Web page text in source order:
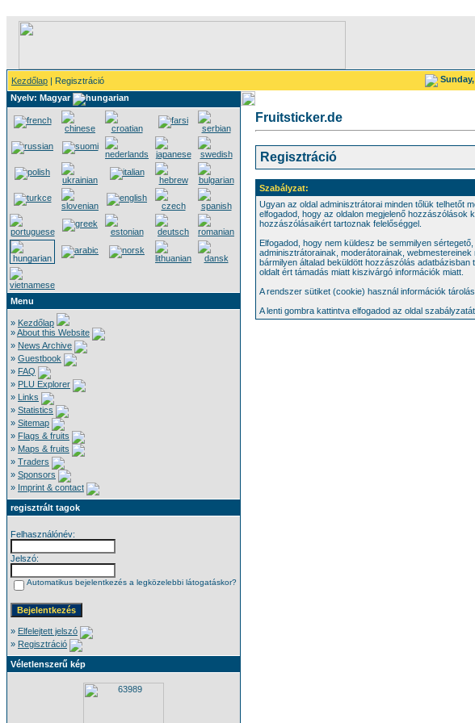
Kezdőlap | Regisztráció Sunday,
Nyelv: Magyar
Menu
» Kezdőlap
»About this Website
» News Archive
» Guestbook
» FAQ
» PLU Explorer
» Links
» Statistics
» Sitemap
» Flags & fruits
» Maps & fruits
» Traders
» Sponsors
» Imprint & contact
regisztrált tagok
Felhasználónév:
Jelszó:
Automatikus bejelentkezés a legközelebbi látogatáskor?
» Elfelejtett jelszó
» Regisztráció
Véletlenszerű kép
Fruitsticker.de
Regisztráció
Szabályzat:
Ugyan az oldal adminisztrátorai minden tőlük telhetőt
elfogadod, hogy az oldalon megjelenő hozzászólások
hozzászólásaikért tartoznak felelőséggel.
Elfogadod, hogy nem küldesz be semmilyen
adminisztrátorainak, moderátorainak,
bármilyen általad beküldött hozzászólás
oldalt ért támadás miatt kiszivárgó információk miatt.
A rendszer sütiket (cookie) használ információk
A lenti gombra kattintva elfogadod az oldal szabályzatát.